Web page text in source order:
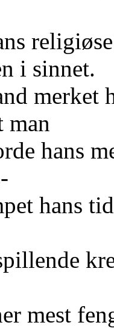
i sinnet.
merket
man
hans
hans
mest